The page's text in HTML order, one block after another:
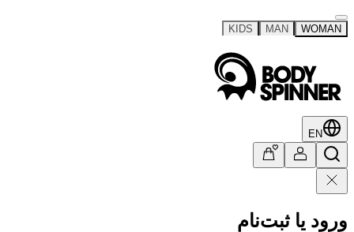
WOMAN
MAN
KIDS
EN
ورود یا ثبت‌نام